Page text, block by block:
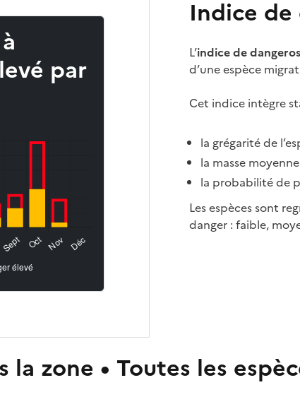
par
Indice de
L’indice de
d’une espèce
Cet indice intègre
la grégarité de
la masse
la probabilité de
Les espèces sont
danger : faible,
la zone • Toutes les